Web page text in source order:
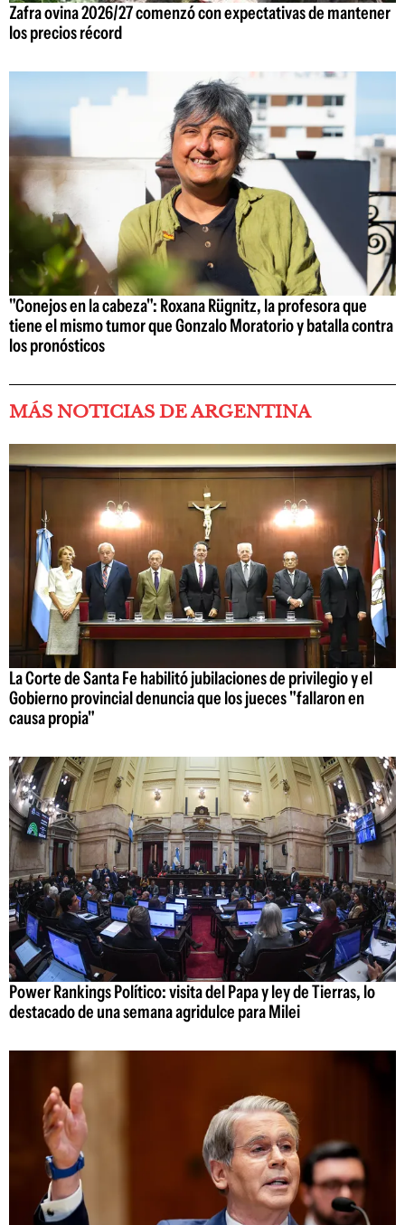
Zafra ovina 2026/27 comenzó con expectativas de mantener
los precios récord
"Conejos en la cabeza": Roxana Rügnitz, la profesora que
tiene el mismo tumor que Gonzalo Moratorio y batalla contra
los pronósticos
MÁS NOTICIAS DE ARGENTINA
La Corte de Santa Fe habilitó jubilaciones de privilegio y el
Gobierno provincial denuncia que los jueces "fallaron en
causa propia"
Power Rankings Político: visita del Papa y ley de Tierras, lo
destacado de una semana agridulce para Milei